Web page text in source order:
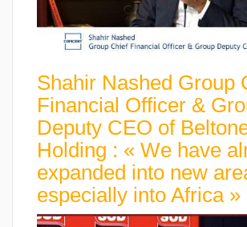
Shahir Nashed Group
Financial Officer &
Deputy CEO of
Holding : « We have
expanded into new
especially into Africa »